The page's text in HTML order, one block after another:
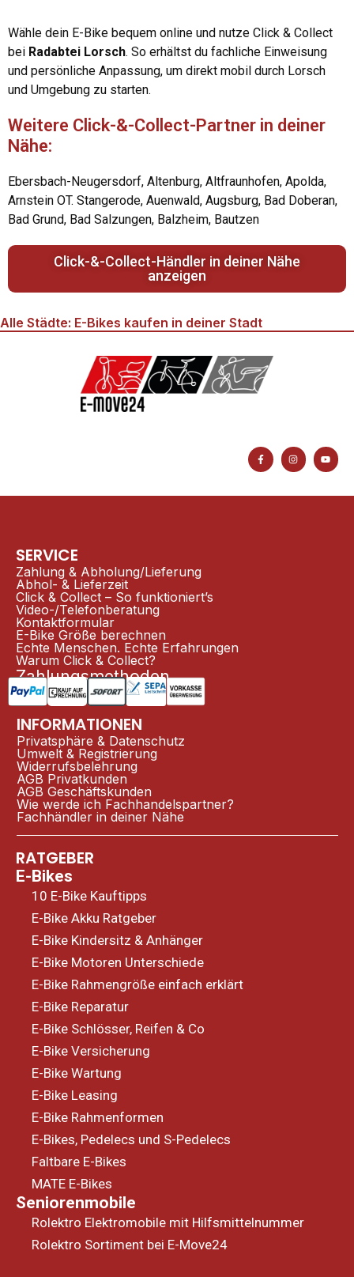
Wähle dein E-Bike bequem online und nutze Click & Collect
bei Radabtei Lorsch. So erhältst du fachliche Einweisung
und persönliche Anpassung, um direkt mobil durch Lorsch
und Umgebung zu starten.
Weitere Click-&-Collect-Partner in deiner
Nähe:
Ebersbach-Neugersdorf, Altenburg, Altfraunhofen, Apolda,
Arnstein OT. Stangerode, Auenwald, Augsburg, Bad Doberan,
Bad Grund, Bad Salzungen, Balzheim, Bautzen
Click-&-Collect-Händler in deiner Nähe
anzeigen
Alle Städte: E-Bikes kaufen in deiner Stadt
F
a
c
o
I
n
s
g
Y
o
u
b
SERVICE
Zahlung & Abholung/Lieferung
Abhol- & Lieferzeit
Click & Collect – So funktioniert’s
Video-/Telefonberatung
Kontaktformular
E-Bike Größe berechnen
Echte Menschen. Echte Erfahrungen
Warum Click & Collect?
Zahlungsmethoden
INFORMATIONEN
Privatsphäre & Datenschutz
Umwelt & Registrierung
Widerrufsbelehrung
AGB Privatkunden
AGB Geschäftskunden
Wie werde ich Fachhandelspartner?
Fachhändler in deiner Nähe
RATGEBER
E-Bikes
10 E-Bike Kauftipps
E-Bike Akku Ratgeber
E-Bike Kindersitz & Anhänger
E-Bike Motoren Unterschiede
E-Bike Rahmengröße einfach erklärt
E-Bike Reparatur
E-Bike Schlösser, Reifen & Co
E-Bike Versicherung
E-Bike Wartung
E-Bike Leasing
E-Bike Rahmenformen
E-Bikes, Pedelecs und S-Pedelecs
Faltbare E-Bikes
MATE E-Bikes
Seniorenmobile
Rolektro Elektromobile mit Hilfsmittelnummer
Rolektro Sortiment bei E-Move24